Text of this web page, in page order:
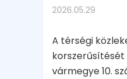
2026.05.29
A térségi
korszerűsítését
vármegye 10.